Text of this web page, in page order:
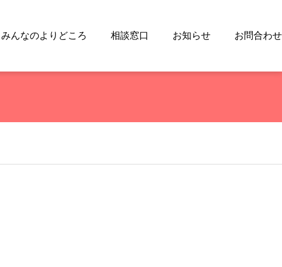
みんなのよりどころ 相談窓口 お知らせ お問合わせ